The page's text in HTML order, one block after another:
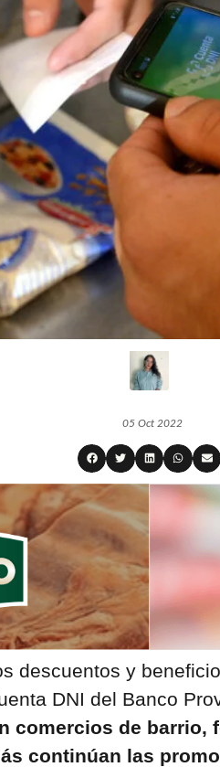
05 Oct 2022
descuentos y
DNI del Banco
comercios de barrio,
continúan las